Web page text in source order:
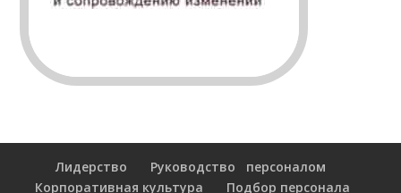
Лидерство
Руководство персоналом
Корпоративная культура
Подбор персонала